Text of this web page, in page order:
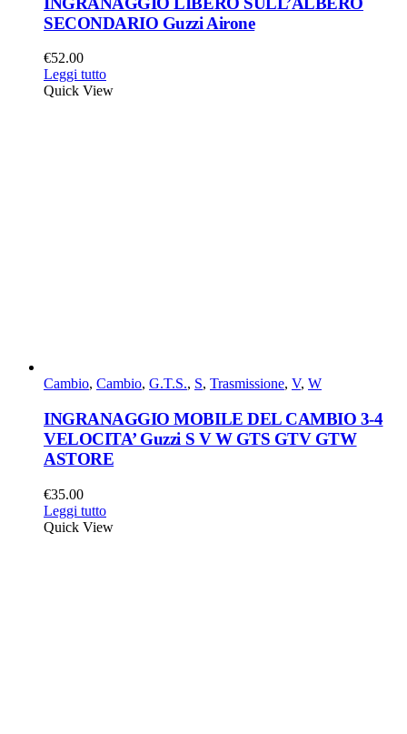
SECONDARIO Guzzi Airone
€52.00
Leggi tutto
Quick View
Cambio, Cambio, G.T.S., S, Trasmissione, V, W
INGRANAGGIO MOBILE DEL CAMBIO 3-4
VELOCITA’ Guzzi S V W GTS GTV GTW
ASTORE
€35.00
Leggi tutto
Quick View